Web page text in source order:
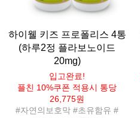
하이웰 키즈 프로폴리스 4통
(하루2정 플라보노이드
20mg)
입고완료!
플친 10%쿠폰 적용시 통당
26,775원
#자연의보호막 #초유함유 #